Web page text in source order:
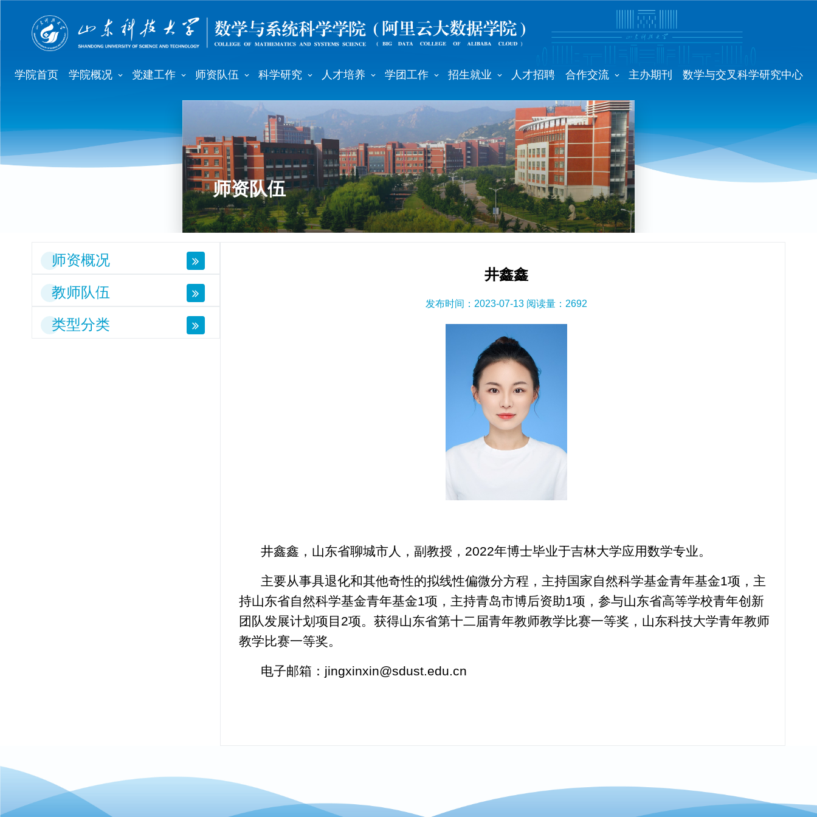
学院首页 学院概况 党建工作 师资队伍 科学研究 人才培养 学团工作 招生就业 人才招聘 合作交流 主办期刊 数学与交叉科学研究中心
师资队伍
师资概况
教师队伍
类型分类
井鑫鑫
发布时间：2023-07-13 阅读量： 2692
井鑫鑫，山东省聊城市人，副教授，2022年博士毕业于吉林大学应用数学专业。
主要从事具退化和其他奇性的拟线性偏微分方程，主持国家自然科学基金青年基金1项，主
持山东省自然科学基金青年基金1项，主持青岛市博后资助1项，参与山东省高等学校青年创新
团队发展计划项目2项。获得山东省第十二届青年教师教学比赛一等奖，山东科技大学青年教师
教学比赛一等奖。
电子邮箱：jingxinxin@sdust.edu.cn